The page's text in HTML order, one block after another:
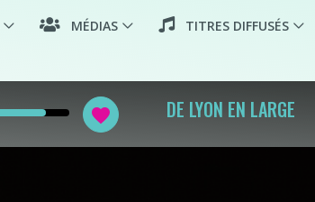
MÉDIAS TITRES DIFFUSÉS
favorite DE LYON EN LARGE